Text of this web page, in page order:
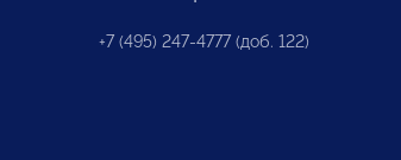
+7 (495) 247-4777 (доб. 122)